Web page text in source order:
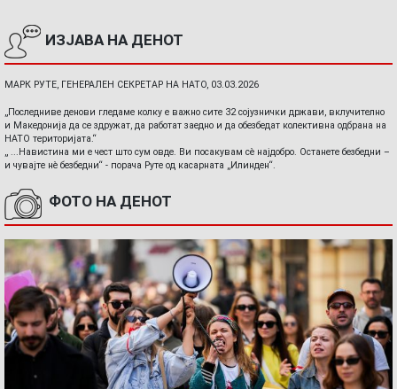
ИЗЈАВА НА ДЕНОТ
МАРК РУТЕ, ГЕНЕРАЛЕН СЕКРЕТАР НА НАТО, 03.03.2026
„Последниве денови гледаме колку е важно сите 32 сојузнички држави, вклучително
и Македонија да се здружат, да работат заедно и да обезбедат колективна одбрана на
НАТО територијата.“
„ ...Навистина ми е чест што сум овде. Ви посакувам сè најдобро. Останете безбедни –
и чувајте нè безбедни“ - порача Руте од касарната „Илинден“.
ФОТО НА ДЕНОТ